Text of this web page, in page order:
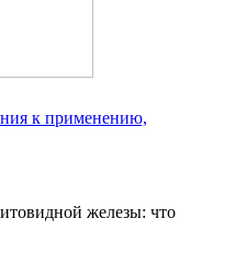
к применению,
железы: что